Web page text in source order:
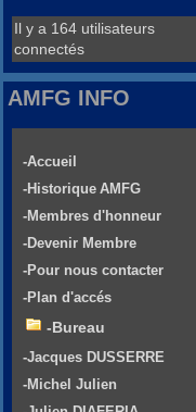
Il y a 164 utilisateurs
connectés
AMFG INFO
-Accueil
-Historique AMFG
-Membres d'honneur
-Devenir Membre
-Pour nous contacter
-Plan d'accés
-Bureau
-Jacques DUSSERRE
-Michel Julien